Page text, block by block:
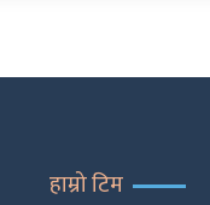
हाम्रो टिम